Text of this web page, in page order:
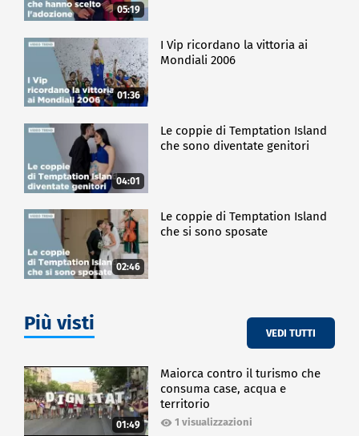
05:19
01:36
I Vip ricordano la vittoria ai
Mondiali 2006
04:01
Le coppie di Temptation Island
che sono diventate genitori
02:46
Le coppie di Temptation Island
che si sono sposate
Più visti VEDI TUTTI
01:49
Maiorca contro il turismo che
consuma case, acqua e
territorio
1 visualizzazioni